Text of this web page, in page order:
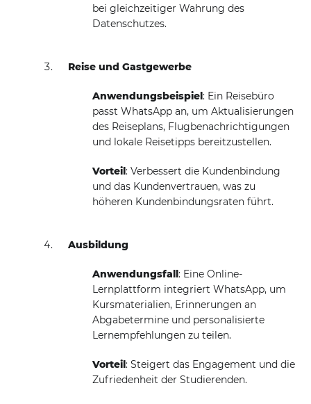
bei gleichzeitiger Wahrung des
Datenschutzes.
Reise und Gastgewerbe
Anwendungsbeispiel: Ein Reisebüro
passt WhatsApp an, um Aktualisierungen
des Reiseplans, Flugbenachrichtigungen
und lokale Reisetipps bereitzustellen.
Vorteil: Verbessert die Kundenbindung
und das Kundenvertrauen, was zu
höheren Kundenbindungsraten führt.
Ausbildung
Anwendungsfall: Eine Online-
Lernplattform integriert WhatsApp, um
Kursmaterialien, Erinnerungen an
Abgabetermine und personalisierte
Lernempfehlungen zu teilen.
Vorteil: Steigert das Engagement und die
Zufriedenheit der Studierenden.